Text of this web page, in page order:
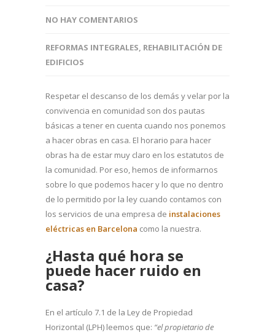
NO HAY COMENTARIOS
REFORMAS INTEGRALES, REHABILITACIÓN DE
EDIFICIOS
Respetar el descanso de los demás y velar por la
convivencia en comunidad son dos pautas
básicas a tener en cuenta cuando nos ponemos
a hacer obras en casa. El horario para hacer
obras ha de estar muy claro en los estatutos de
la comunidad. Por eso, hemos de informarnos
sobre lo que podemos hacer y lo que no dentro
de lo permitido por la ley cuando contamos con
los servicios de una empresa de instalaciones
eléctricas en Barcelona como la nuestra.
¿Hasta qué hora se
puede hacer ruido en
casa?
En el artículo 7.1 de la Ley de Propiedad
Horizontal (LPH) leemos que: “el propietario de